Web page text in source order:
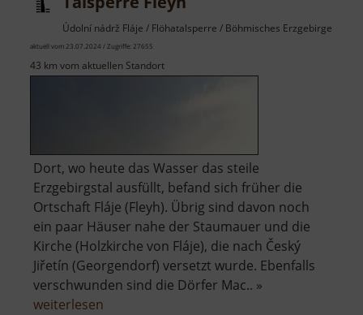
Údolní nádrž Fláje / Flöhatalsperre / Böhmisches Erzgebirge
aktuell vom 23.07.2024 / Zugriffe: 27655
43 km vom aktuellen Standort
Dort, wo heute das Wasser das steile
Erzgebirgstal ausfüllt, befand sich früher die
Ortschaft Fláje (Fleyh). Übrig sind davon noch
ein paar Häuser nahe der Staumauer und die
Kirche (Holzkirche von Fláje), die nach Český
Jiřetín (Georgendorf) versetzt wurde. Ebenfalls
verschwunden sind die Dörfer Mac.. »
weiterlesen